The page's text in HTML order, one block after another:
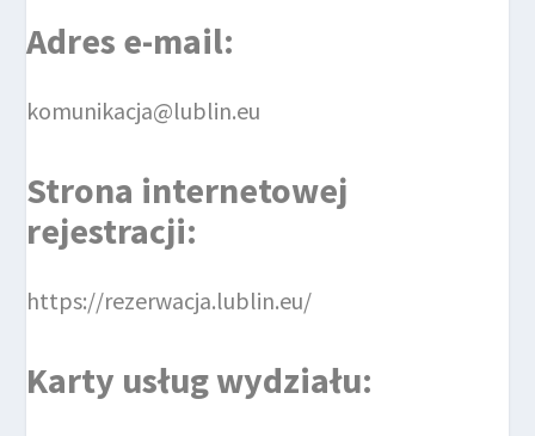
Adres e-mail:
komunikacja@lublin.eu
Strona internetowej
rejestracji:
https://rezerwacja.lublin.eu/
Karty usług wydziału: